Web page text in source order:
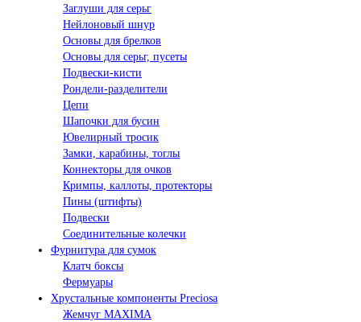
Заглуши для серьг
Нейлоновый шнур
Основы для брелков
Основы для серьг, пусеты
Подвески-кисти
Рондели-разделители
Цепи
Шапочки для бусин
Ювелирный тросик
Замки, карабины, тоглы
Коннекторы для очков
Кримпы, каллоты, протекторы
Пины (штифты)
Подвески
Соединительные колечки
Фурнитура для сумок
Клатч боксы
Фермуары
Хрустальные компоненты Preciosa
Жемчуг MAXIMA